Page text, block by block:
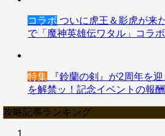
コラボ ついに虎王＆影虎が来
で「魔神英雄伝ワタル」コラ
特集 『鈴蘭の剣』が2周年を
を解禁ッ！記念イベントの報
攻略記事ランキング